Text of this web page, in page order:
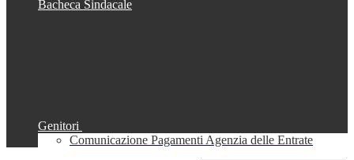
Bacheca Sindacale
Genitori
Comunicazione Pagamenti Agenzia delle Entrate